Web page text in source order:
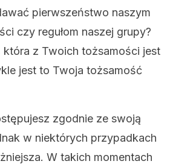
pierwszeństwo naszym
czy regułom naszej grupy?
z Twoich tożsamości jest
jest to Twoja tożsamość
zgodnie ze swoją
w niektórych przypadkach
W takich momentach